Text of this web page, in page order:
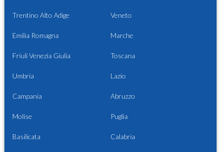
Trentino Alto Adige Veneto
Emilia Romagna Marche
Friuli Venezia Giulia Toscana
Umbria Lazio
Campania Abruzzo
Molise Puglia
Basilicata Calabria